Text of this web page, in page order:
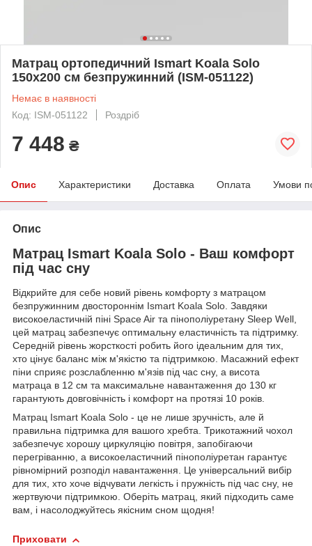
Матрац ортопедичний Ismart Koala Solo
150х200 см безпружинний (ISM-051122)
Немає в наявності
Код: ISM-051122
Роздріб
7 448 ₴
Опис Характеристики Доставка Оплата Умови
Опис
Матрац Ismart Koala Solo - Ваш комфорт
під час сну
Відкрийте для себе новий рівень комфорту з матрацом
безпружинним двостороннім Ismart Koala Solo. Завдяки
високоеластичній піні Space Air та пінополіуретану Sleep Well,
цей матрац забезпечує оптимальну еластичність та підтримку.
Середній рівень жорсткості робить його ідеальним для тих,
хто цінує баланс між м'якістю та підтримкою. Масажний ефект
піни сприяє розслабленню м'язів під час сну, а висота
матраца в 12 см та максимальне навантаження до 130 кг
гарантують довговічність і комфорт на протязі 10 років.
Матрац Ismart Koala Solo - це не лише зручність, але й
правильна підтримка для вашого хребта. Трикотажний чохол
забезпечує хорошу циркуляцію повітря, запобігаючи
перегріванню, а високоеластичний пінополіуретан гарантує
рівномірний розподіл навантаження. Це універсальний вибір
для тих, хто хоче відчувати легкість і пружність під час сну, не
жертвуючи підтримкою. Оберіть матрац, який підходить саме
вам, і насолоджуйтесь якісним сном щодня!
Приховати